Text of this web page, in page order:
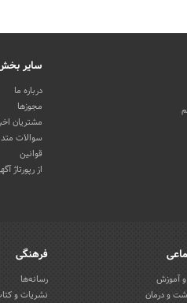
سایر
درباره ما
مجوزها
مشتریان
سوالات
قوانین
از رپورتاژ
آموزش
و درمان
فرهنگی
رسانه‌ها
نشریات و